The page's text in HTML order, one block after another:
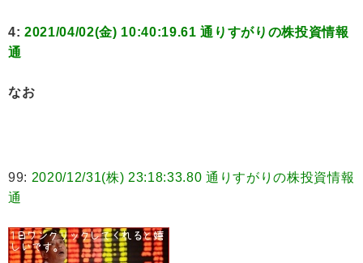
4: 2021/04/02(金) 10:40:19.61 通りすがりの株投資情報
通
なお
99: 2020/12/31(株) 23:18:33.80 通りすがりの株投資情報
通